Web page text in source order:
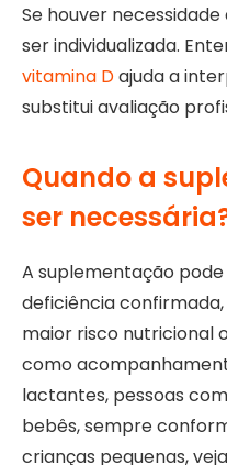
Se houver
ser individualizada.
vitamina Dajuda a
substitui avaliação
Quando a
ser
A suplementação
deficiência
maior risco nutricional
como
lactantes, pessoas
bebês, sempre
crianças pequenas,